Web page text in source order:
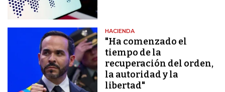
HACIENDA
"Ha comenzado el
tiempo de la
recuperación del orden,
la autoridad y la
libertad"